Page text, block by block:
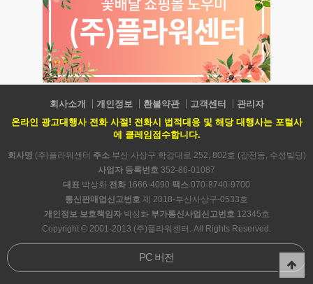
회사소개 개인정보 환불약관 고객센터
관리자
온라인 광고대행사 전화 사절! 전화시 법적대응 및 해당 대행사는 포털사
에 클레임접수합니다.
회사명 (주)플라워센터 주소부산 사상구 학감대로 252, 802호 (감전동, 수성빌딩)
사업자 등록번호 352-86-01087
대표 박상화 전화 1666-4090 팩스 070-8740-9700
통신판매업신고번호 제 2018-부산사상구-0533호
개인정보 보호책임자박상화 부가통신사업신고번호12345호
Copyright © 2001-2013 (주)플라워센터. All Rights Reserved.
PC 버전